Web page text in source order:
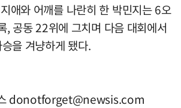
애와 어깨를 나란히 한 박민지는 6오
, 공동 22위에 그치며 다음 대회에서
을 겨냥하게 됐다.
donotforget@newsis.com